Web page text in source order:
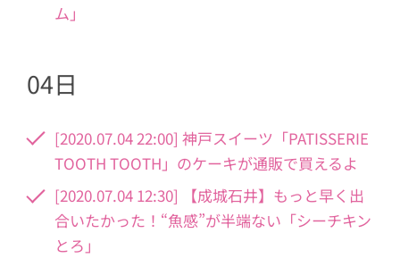
ム」
04日
[2020.07.04 22:00] 神戸スイーツ「PATISSERIE
TOOTH TOOTH」のケーキが通販で買えるよ
[2020.07.04 12:30] 【成城石井】もっと早く出
合いたかった！“魚感”が半端ない「シーチキン
とろ」